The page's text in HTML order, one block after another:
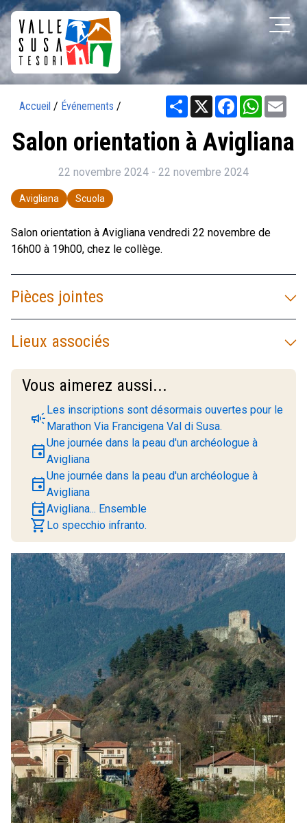
Accueil / Événements / Share X Facebook
Salon orientation à Avigliana
22 novembre 2024 - 22 novembre 2024
Avigliana Scuola
Salon orientation à Avigliana vendredi 22 novembre de
16h00 à 19h00, chez le collège.
Pièces jointes
Lieux associés
Vous aimerez aussi...
campaignLes inscriptions sont désormais ouvertes pour le
Marathon Via Francigena Val di Susa.
eventUne journée dans la peau d'un archéologue à
Avigliana
eventUne journée dans la peau d'un archéologue à
Avigliana
eventAvigliana... Ensemble
shopping_cart Lo specchio infranto.